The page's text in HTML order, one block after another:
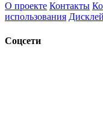
О проекте Контакты
использования
Соцсети